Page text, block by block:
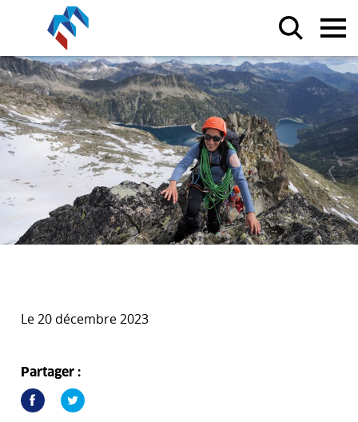
Le 20 décembre 2023
Partager :